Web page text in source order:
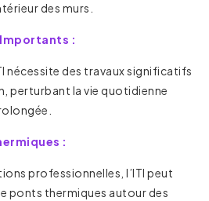
des murs.
:
nécessite des travaux significatifs
perturbant la vie quotidienne
:
professionnelles, l’ITI peut
ponts thermiques autour des